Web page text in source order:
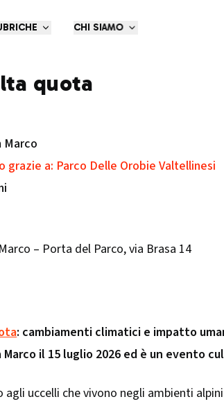
CHI SIAMO
quota
Marco
grazie a: Parco Delle Orobie Valtellinesi
– Porta del Parco, via Brasa 14
: cambiamenti climatici e impatto
Marco il 15 luglio 2026 ed è un evento
uccelli che vivono negli ambienti